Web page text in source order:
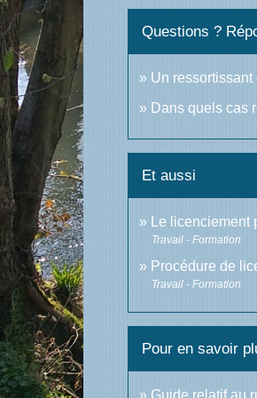
Questions ?
Un
Dans quels cas
Et aussi
Le licenciement
Travail - Formation
Procédure de
Travail - Formation
Pour en savoir
Guide relatif au